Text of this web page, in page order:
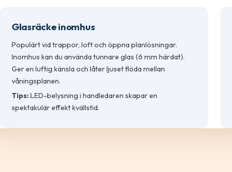
Glasräcke inomhus
Populärt vid trappor, loft och öppna planlösningar.
Inomhus kan du använda tunnare glas (6 mm härdat).
Ger en luftig känsla och låter ljuset flöda mellan
våningsplanen.
Tips:LED-belysning i handledaren skapar en
spektakulär effekt kvällstid.